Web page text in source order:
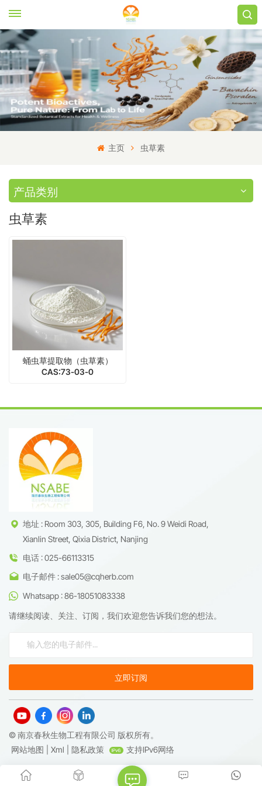
主页 虫草素
产品类别
虫草素
蛹虫草提取物（虫草素）
CAS:73-03-0
地址 : Room 303, 305, Building F6, No. 9 Weidi Road,
Xianlin Street, Qixia District, Nanjing
电话 : 025-66113315
电子邮件 : sale05@cqherb.com
Whatsapp : 86-18051083338
请继续阅读、关注、订阅，我们欢迎您告诉我们您的想法。
© 南京春秋生物工程有限公司 版权所有。
网站地图
Xml 隐私政策 支持IPv6网络